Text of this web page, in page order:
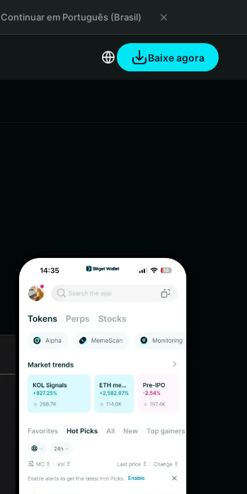
Continuar em Português (Brasil)
Baixe agora